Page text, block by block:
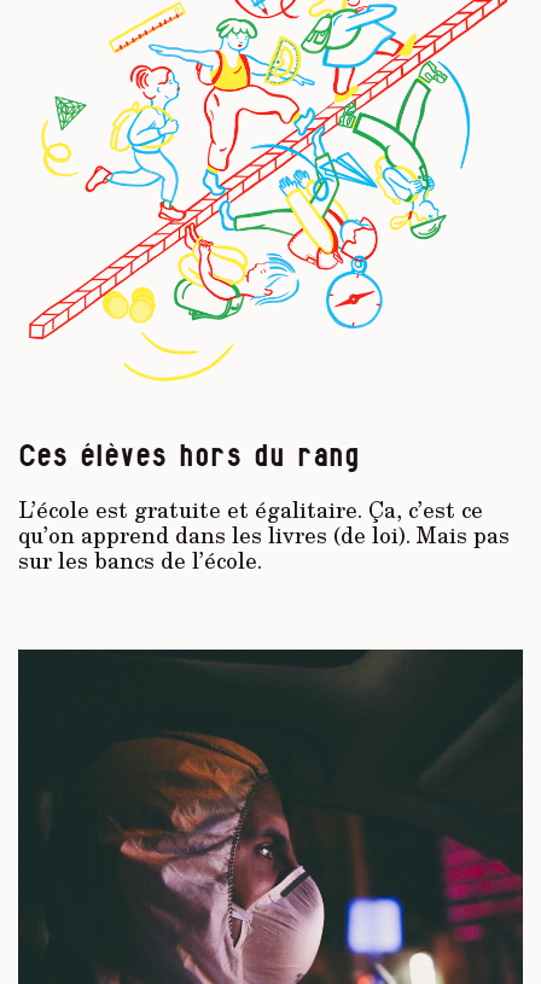
Ces élèves hors du rang
L’école est gratuite et égalitaire. Ça, c’est ce
qu’on apprend dans les livres (de loi). Mais pas
sur les bancs de l’école.